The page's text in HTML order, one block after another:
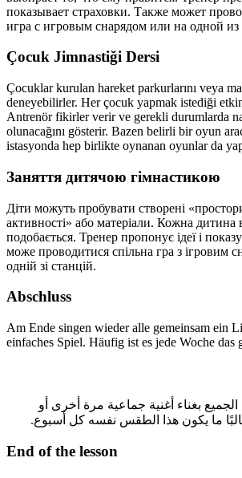
показывает страховки. Также может
игра с игровым снарядом или на одной из
Çocuk Jimnastiği Dersi
Çocuklar kurulan hareket parkurlarını veya
deneyebilirler. Her çocuk yapmak istediği
Antrenör fikirler verir ve gerekli durumlarda
olunacağını gösterir. Bazen belirli bir oyun
istasyonda hep birlikte oynanan oyunlar da
Заняття дитячою гімнастикою
Діти можуть пробувати створені
активності» або матеріали. Кожна дитина
подобається. Тренер пропонує ідеї і
може проводитися спільна гра з ігровим
одній зі станцій.
Abschluss
Am Ende singen wieder alle gemeinsam ein
einfaches Spiel. Häufig ist es jede Woche das
بغناء أغنية جماعية مرة أخرى أو
ما يكون هذا الطقس نفسه كل أسبوع.
End of the lesson